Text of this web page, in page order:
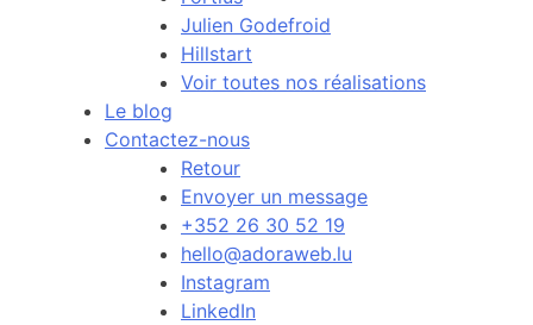
Julien Godefroid
Hillstart
Voir toutes nos réalisations
Le blog
Contactez-nous
Retour
Envoyer un message
+352 26 30 52 19
hello@adoraweb.lu
Instagram
LinkedIn